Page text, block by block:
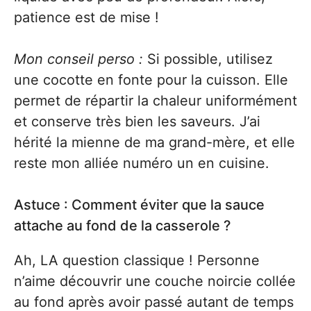
patience est de mise !
Mon conseil perso : Si possible, utilisez
une cocotte en fonte pour la cuisson. Elle
permet de répartir la chaleur uniformément
et conserve très bien les saveurs. J’ai
hérité la mienne de ma grand-mère, et elle
reste mon alliée numéro un en cuisine.
Astuce : Comment éviter que la sauce
attache au fond de la casserole ?
Ah, LA question classique ! Personne
n’aime découvrir une couche noircie collée
au fond après avoir passé autant de temps